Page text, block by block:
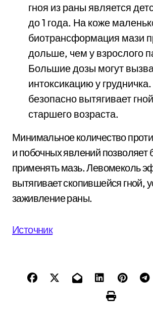
гноя из раны является
до 1 года. На коже
биотрансформация мази
дольше, чем у взрослого
Большие дозы могут
интоксикацию у
безопасно вытягивает
старшего возраста.
Минимальное количество
и побочных явлений позволяет
применять мазь. Левомеколь
вытягивает скопившейся гной,
заживление раны.
Источник